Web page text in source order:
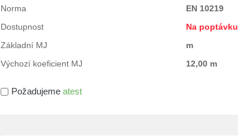
Norma
EN 10219
Dostupnost
Na poptávku
Základní MJ
m
Výchozí koeficient MJ
12,00 m
Požadujemeatest